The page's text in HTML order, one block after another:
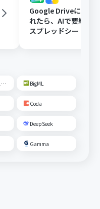
Google Driveに文書
れたら、AIで要約し
スプレッドシートの
Anthropic（Claude） BigML
Coda
DeepSeek
Gamma